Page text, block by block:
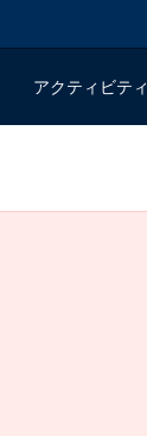
アクティビティ